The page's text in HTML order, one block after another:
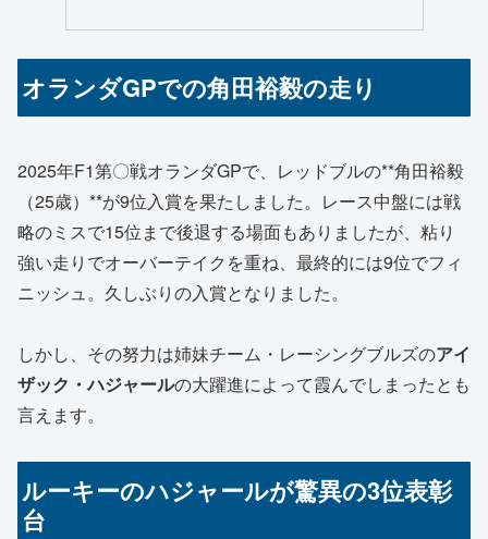
オランダGPでの角田裕毅の走り
2025年F1第〇戦オランダGPで、レッドブルの**角田裕毅
（25歳）**が9位入賞を果たしました。レース中盤には戦
略のミスで15位まで後退する場面もありましたが、粘り
強い走りでオーバーテイクを重ね、最終的には9位でフィ
ニッシュ。久しぶりの入賞となりました。
しかし、その努力は姉妹チーム・レーシングブルズのアイ
ザック・ハジャールの大躍進によって霞んでしまったとも
言えます。
ルーキーのハジャールが驚異の3位表彰
台